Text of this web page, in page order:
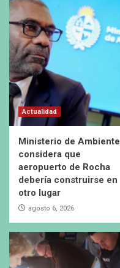
Actualidad
Ministerio de Ambiente
considera que
aeropuerto de Rocha
debería construirse en
otro lugar
agosto 6, 2026